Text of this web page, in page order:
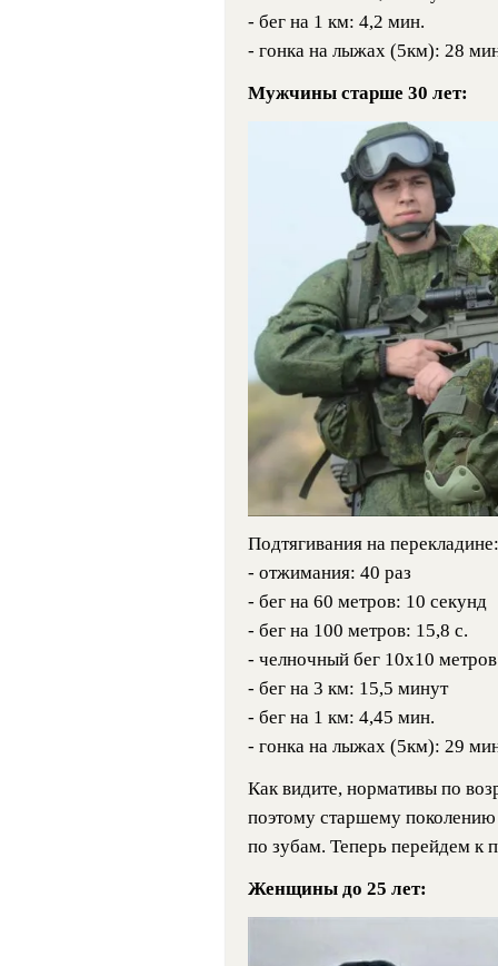
- бег на 1 км: 4,2 мин.
- гонка на лыжах (5км): 28
Мужчины старше 30 лет:
Подтягивания на
- отжимания: 40 раз
- бег на 60 метров: 10 секунд
- бег на 100 метров: 15,8 с.
- челночный бег 10х10
- бег на 3 км: 15,5 минут
- бег на 1 км: 4,45 мин.
- гонка на лыжах (5км): 29
Как видите, нормативы по
поэтому старшему
по зубам. Теперь перейдем к
Женщины до 25 лет: